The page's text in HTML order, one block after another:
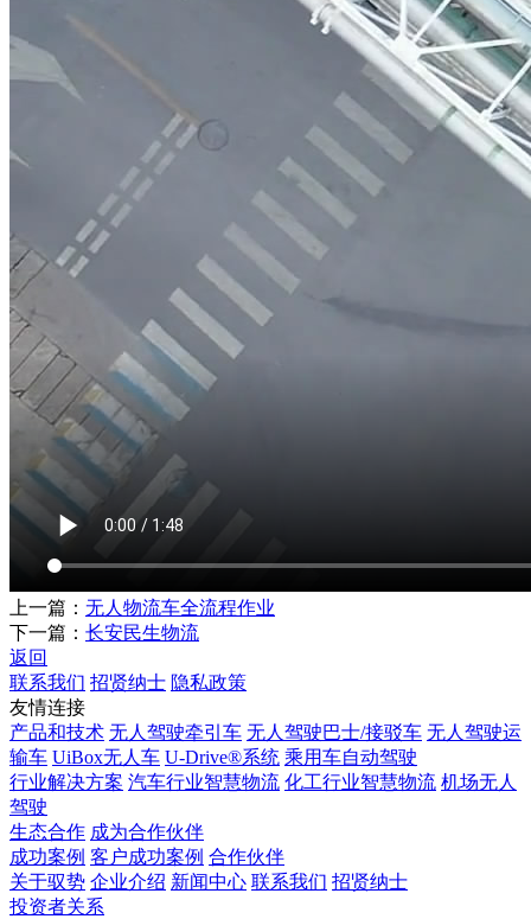
上一篇： 无人物流车全流程作业
下一篇： 长安民生物流
返回
联系我们 招贤纳士 隐私政策
友情连接
产品和技术 无人驾驶牵引车 无人驾驶巴士/接驳车 无人驾驶运
输车 UiBox无人车 U-Drive®系统 乘用车自动驾驶
行业解决方案 汽车行业智慧物流 化工行业智慧物流 机场无人
驾驶
生态合作 成为合作伙伴
成功案例 客户成功案例 合作伙伴
关于驭势 企业介绍 新闻中心 联系我们 招贤纳士
投资者关系